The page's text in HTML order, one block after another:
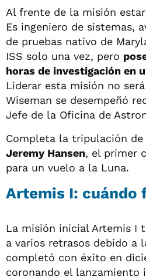
Al frente de la misión
Es ingeniero de sistemas,
de pruebas nativo de
ISS solo una vez, pero
horas de investigación en
Liderar esta misión no
Wiseman se desempeñó
Jefe de la Oficina de
Completa la tripulación
Jeremy Hansen, el primer
para un vuelo a la Luna.
Artemis I: cuándo
La misión inicial Artemis I
a varios retrasos debido a
completó con éxito en
coronando el lanzamiento